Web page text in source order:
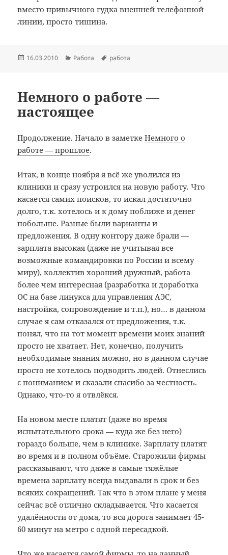
вместо привычного гудка внешней телефонной
линии, просто тишина.
Опубликовано
16.03.2010 Рубрики
Работа Метки
работа
Немного о работе —
настоящее
Продолжение. Начало в заметкеНемного о
работе — прошлое.
Итак, в конце ноября я всё же уволился из
клиники и сразу устроился на новую работу. Что
касается самих поисков, то искал достаточно
долго, т.к. хотелось и к дому поближе и денег
побольше. Разные были варианты и
предложения. В одну контору даже брали —
зарплата высокая (даже не учитывая все
возможные командировки по России и всему
миру), коллектив хороший дружный, работа
более чем интересная (разработка и доработка
ОС на базе линукса для управления АЭС,
настройка, сопровождение и т.п.), но… в данном
случае я сам отказался от предложения, т.к.
понял, что на тот момент времени моих знаний
просто не хватает. Нет, конечно, получить
необходимые знания можно, но в данном случае
просто не хотелось подводить людей. Отнеслись
с пониманием и сказали спасибо за честность.
Однако, что-то я отвлёкся.
На новом месте платят (даже во время
испытательного срока — куда же без него)
гораздо больше, чем в клинике. Зарплату платят
во время и в полном объёме. Старожили фирмы
рассказывают, что даже в самые тяжёлые
времена зарплату всегда выдавали в срок и без
всяких сокращений. Так что в этом плане у меня
сейчас всё отлично складывается. Что касается
удалённости от дома, то вся дорога занимает 45-
60 минут на метро с одной пересадкой.